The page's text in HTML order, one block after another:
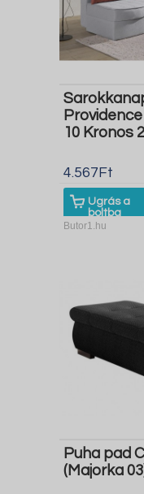
10 Kronos
4.567Ft
Ugrás a
boltba
Butor1.hu
Puha pad
(Majorka